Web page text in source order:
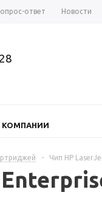
ответ Новости
КОМПАНИИ
- Чип HP